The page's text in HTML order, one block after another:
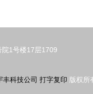
1号楼17层1709
丰科技公司 打字复印 版权所